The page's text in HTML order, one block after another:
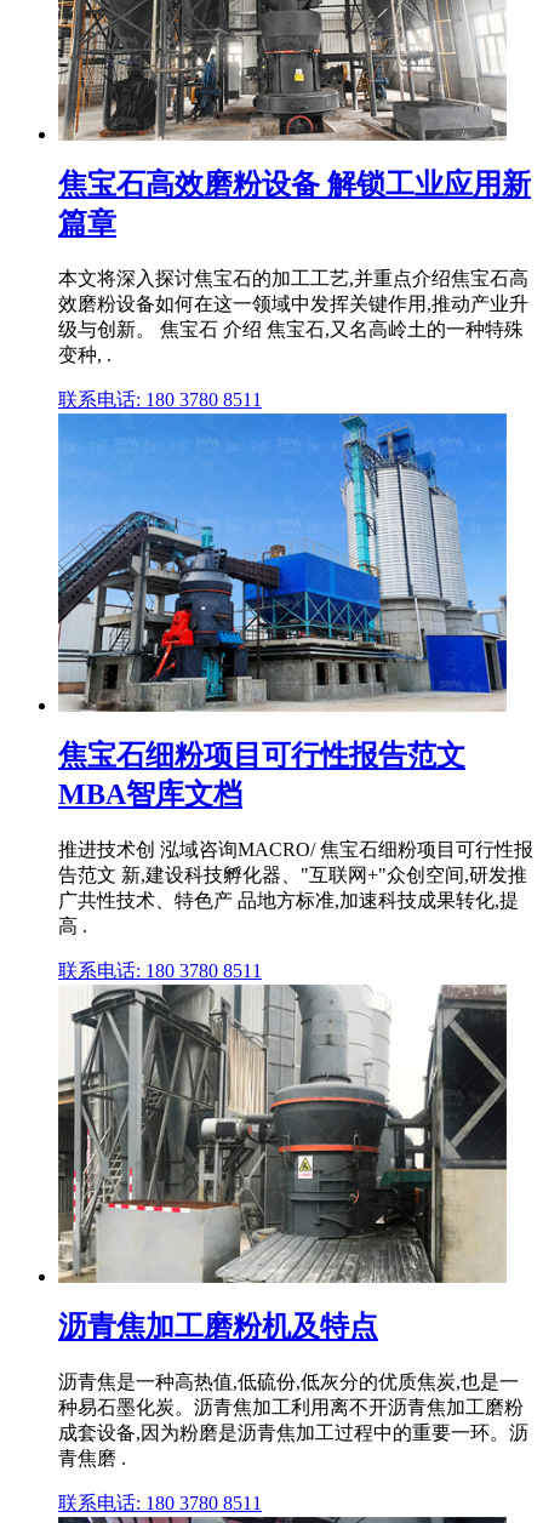
焦宝石高效磨粉设备 解锁工业应用新
篇章
本文将深入探讨焦宝石的加工工艺,并重点介绍焦宝石高
效磨粉设备如何在这一领域中发挥关键作用,推动产业升
级与创新。 焦宝石 介绍 焦宝石,又名高岭土的一种特殊
变种, .
联系电话: 180 3780 8511
焦宝石细粉项目可行性报告范文
MBA智库文档
推进技术创 泓域咨询MACRO/ 焦宝石细粉项目可行性报
告范文 新,建设科技孵化器、"互联网+"众创空间,研发推
广共性技术、特色产 品地方标准,加速科技成果转化,提
高 .
联系电话: 180 3780 8511
沥青焦加工磨粉机及特点
沥青焦是一种高热值,低硫份,低灰分的优质焦炭,也是一
种易石墨化炭。沥青焦加工利用离不开沥青焦加工磨粉
成套设备,因为粉磨是沥青焦加工过程中的重要一环。沥
青焦磨 .
联系电话: 180 3780 8511